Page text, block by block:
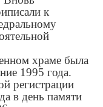
к
храме была
1995 года.
регистрации
в день памяти